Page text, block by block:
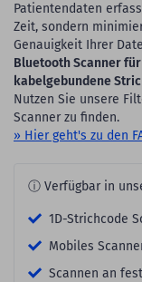
Patientendaten
Zeit, sondern
Genauigkeit Ihrer
Bluetooth Scanner
kabelgebundene
Nutzen Sie unsere
Scanner zu finden.
» Hier geht's zu den
ⓘ Verfügbar in
1D-Strichcode
Mobiles
Scannen an